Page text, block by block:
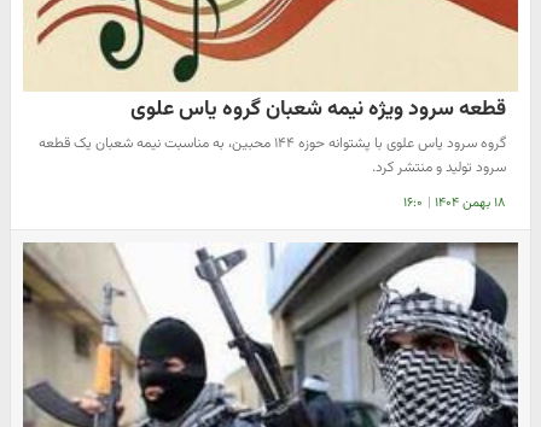
قطعه‌ سرود ویژه نیمه شعبان گروه یاس علوی
گروه سرود یاس علوی با پشتوانه حوزه ۱۴۴ محبین، به مناسبت نیمه شعبان یک قطعه‌
سرود تولید و منتشر کرد.
۱۸ بهمن ۱۴۰۴ | ۱۶:۰